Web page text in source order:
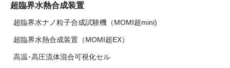
超臨界水熱合成装置
超臨界水ナノ粒子合成試験機（MOMI超mini)
超臨界水熱合成装置（MOMI超EX）
高温･高圧流体混合可視化セル